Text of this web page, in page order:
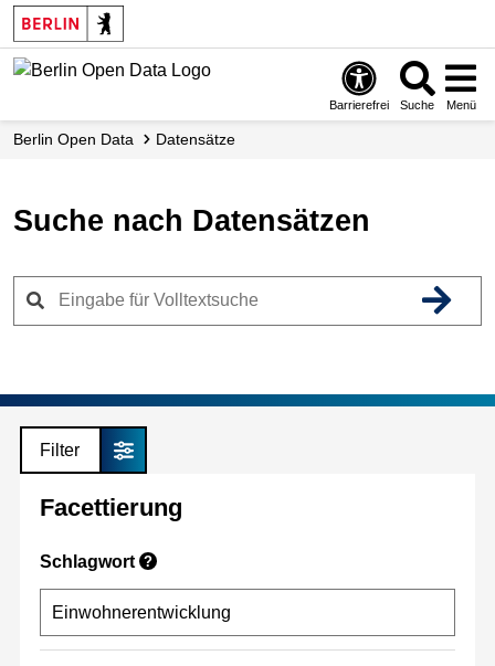
Skip
to
main
Barrierefrei Suche Menü
Berlin Open Data Datensätze
Suche nach Datensätzen
Filter
Facettierung
Schlagwort ?